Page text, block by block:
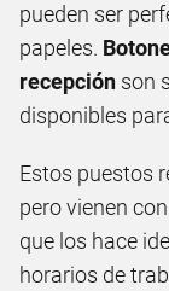
pueden ser
papeles.
recepción son
disponibles
Estos puestos
pero vienen
que los hace
horarios de